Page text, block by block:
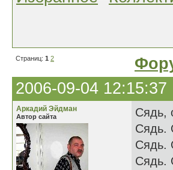
Страниц: 1 2
2006-09-04 12:15:37
Аркадий Эйдман
Автор сайта
Сядь,
Сядь.
Сядь.
Сядь.